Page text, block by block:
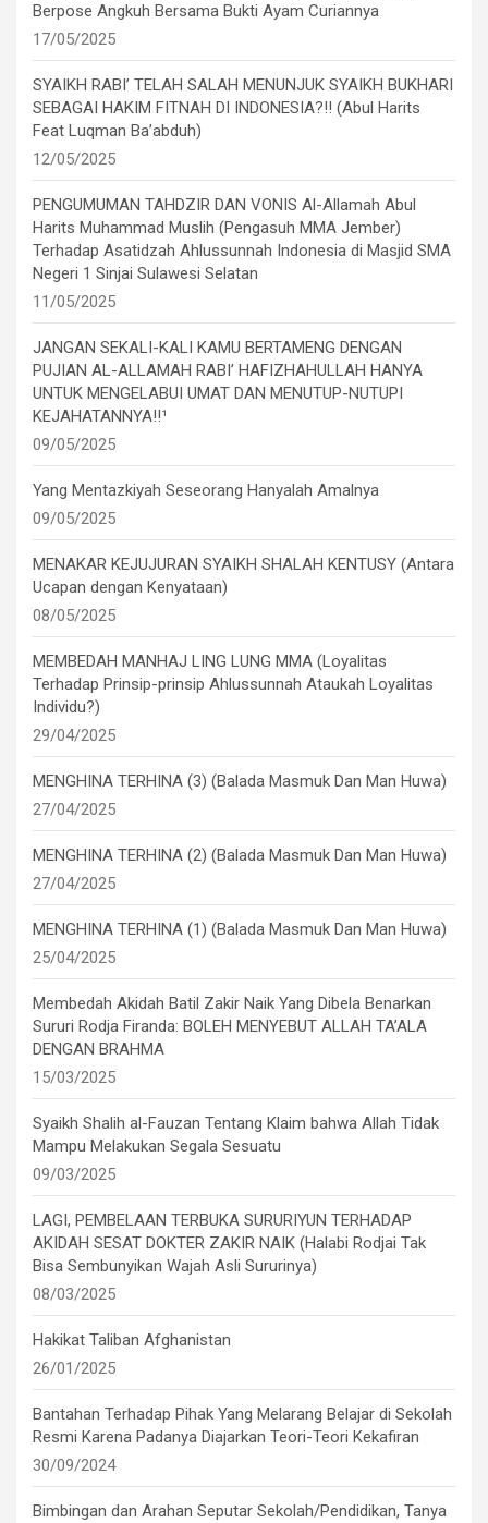
Berpose Angkuh Bersama Bukti Ayam Curiannya
17/05/2025
SYAIKH RABI’ TELAH SALAH MENUNJUK SYAIKH BUKHARI
SEBAGAI HAKIM FITNAH DI INDONESIA?!! (Abul Harits
Feat Luqman Ba’abduh)
12/05/2025
PENGUMUMAN TAHDZIR DAN VONIS Al-Allamah Abul
Harits Muhammad Muslih (Pengasuh MMA Jember)
Terhadap Asatidzah Ahlussunnah Indonesia di Masjid SMA
Negeri 1 Sinjai Sulawesi Selatan
11/05/2025
JANGAN SEKALI-KALI KAMU BERTAMENG DENGAN
PUJIAN AL-ALLAMAH RABI’ HAFIZHAHULLAH HANYA
UNTUK MENGELABUI UMAT DAN MENUTUP-NUTUPI
KEJAHATANNYA!!¹
09/05/2025
Yang Mentazkiyah Seseorang Hanyalah Amalnya
09/05/2025
MENAKAR KEJUJURAN SYAIKH SHALAH KENTUSY (Antara
Ucapan dengan Kenyataan)
08/05/2025
MEMBEDAH MANHAJ LING LUNG MMA (Loyalitas
Terhadap Prinsip-prinsip Ahlussunnah Ataukah Loyalitas
Individu?)
29/04/2025
MENGHINA TERHINA (3) (Balada Masmuk Dan Man Huwa)
27/04/2025
MENGHINA TERHINA (2) (Balada Masmuk Dan Man Huwa)
27/04/2025
MENGHINA TERHINA (1) (Balada Masmuk Dan Man Huwa)
25/04/2025
Membedah Akidah Batil Zakir Naik Yang Dibela Benarkan
Sururi Rodja Firanda: BOLEH MENYEBUT ALLAH TA’ALA
DENGAN BRAHMA
15/03/2025
Syaikh Shalih al-Fauzan Tentang Klaim bahwa Allah Tidak
Mampu Melakukan Segala Sesuatu
09/03/2025
LAGI, PEMBELAAN TERBUKA SURURIYUN TERHADAP
AKIDAH SESAT DOKTER ZAKIR NAIK (Halabi Rodjai Tak
Bisa Sembunyikan Wajah Asli Sururinya)
08/03/2025
Hakikat Taliban Afghanistan
26/01/2025
Bantahan Terhadap Pihak Yang Melarang Belajar di Sekolah
Resmi Karena Padanya Diajarkan Teori-Teori Kekafiran
30/09/2024
Bimbingan dan Arahan Seputar Sekolah/Pendidikan, Tanya